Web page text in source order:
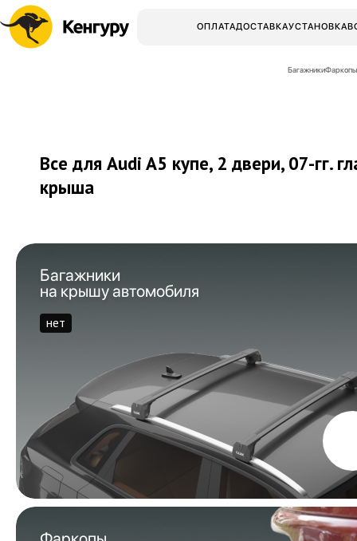
ОПЛАТАДОСТАВКАУСТАНОВКА
БагажникиФаркопы
Все для Audi A5 купе, 2 двери, 07-гг.
крыша
Багажники
на крышу автомобиля
нет